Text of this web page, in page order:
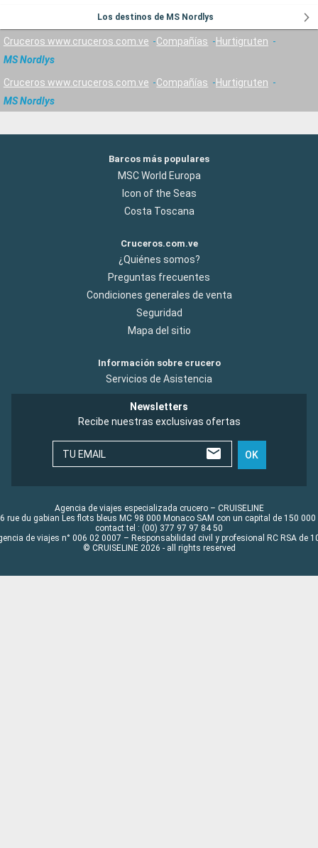
Los destinos de MS Nordlys
Cruceros www.cruceros.com.ve Compañías
Hurtigruten
MS Nordlys
Cruceros www.cruceros.com.ve Compañías
Hurtigruten
MS Nordlys
Barcos más populares
MSC World Europa
Icon of the Seas
Costa Toscana
Cruceros.com.ve
¿Quiénes somos?
Preguntas frecuentes
Condiciones generales de venta
Seguridad
Mapa del sitio
Información sobre crucero
Servicios de Asistencia
Newsletters
Recibe nuestras exclusivas ofertas
TU EMAIL OK
Agencia de viajes especializada crucero – CRUISELINE
rue du gabian Les flots bleus MC 98 000 Monaco SAM con un capital de 150 000
contact tel : (00) 377 97 97 84 50
de viajes n° 006 02 0007 – Responsabilidad civil y profesional RC RSA de
© CRUISELINE 2026 - all rights reserved